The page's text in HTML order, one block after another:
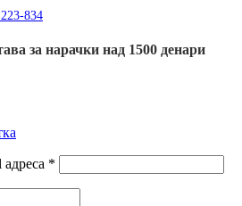
834
за нарачки над 1500денари
*